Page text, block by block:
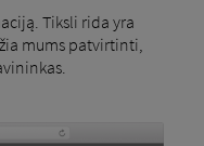
Tiksli rida yra
mums patvirtinti,